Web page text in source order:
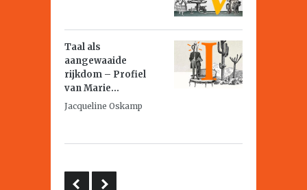
Taal als
aangewaaide
rijkdom – Profiel
van Marie...
Jacqueline Oskamp